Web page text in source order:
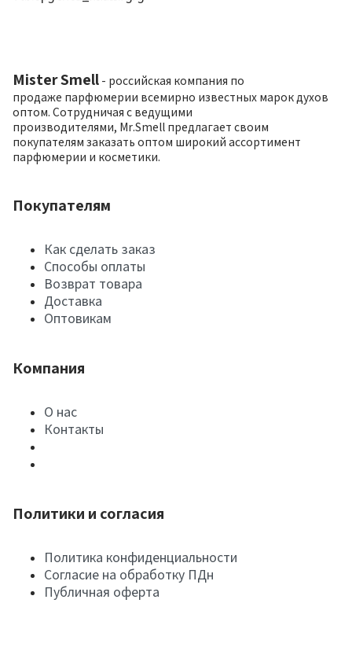
Mister Smell - российская компания по
продаже парфюмерии всемирно известных марок духов
оптом. Сотрудничая с ведущими
производителями, Mr.Smell предлагает своим
покупателям заказать оптом широкий ассортимент
парфюмерии и косметики.
Покупателям
Как сделать заказ
Способы оплаты
Возврат товара
Доставка
Оптовикам
Компания
О нас
Контакты
Политики и согласия
Политика конфиденциальности
Согласие на обработку ПДн
Публичная оферта